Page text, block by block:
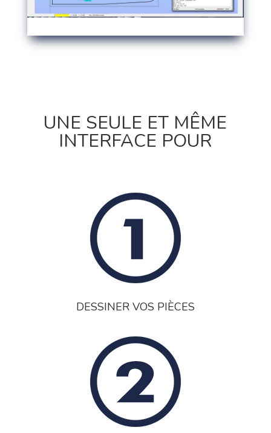
UNE SEULE ET MÊME
INTERFACE POUR
DESSINER VOS PIÈCES